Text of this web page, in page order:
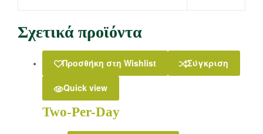
Σχετικά προϊόντα
Προσθήκη στη Wishlist Σύγκριση
Quick view
Two-Per-Day